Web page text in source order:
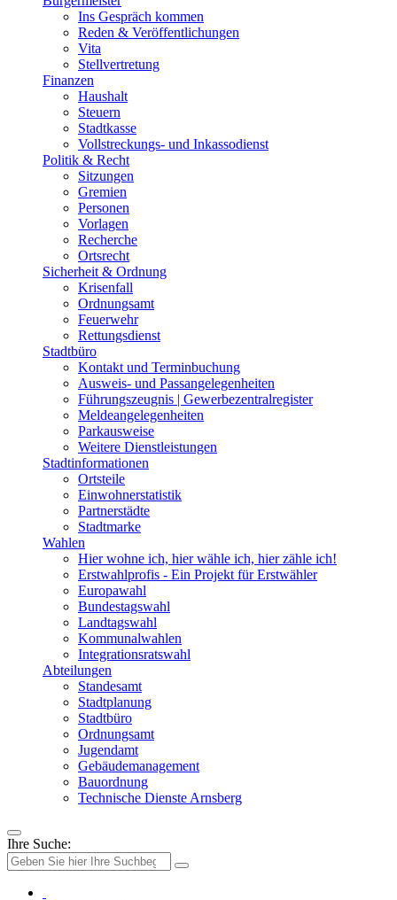
Ins Gespräch kommen
Reden & Veröffentlichungen
Vita
Stellvertretung
Finanzen
Haushalt
Steuern
Stadtkasse
Vollstreckungs- und Inkassodienst
Politik & Recht
Sitzungen
Gremien
Personen
Vorlagen
Recherche
Ortsrecht
Sicherheit & Ordnung
Krisenfall
Ordnungsamt
Feuerwehr
Rettungsdienst
Stadtbüro
Kontakt und Terminbuchung
Ausweis- und Passangelegenheiten
Führungszeugnis | Gewerbezentralregister
Meldeangelegenheiten
Parkausweise
Weitere Dienstleistungen
Stadtinformationen
Ortsteile
Einwohnerstatistik
Partnerstädte
Stadtmarke
Wahlen
Hier wohne ich, hier wähle ich, hier zähle ich!
Erstwahlprofis - Ein Projekt für Erstwähler
Europawahl
Bundestagswahl
Landtagswahl
Kommunalwahlen
Integrationsratswahl
Abteilungen
Standesamt
Stadtplanung
Stadtbüro
Ordnungsamt
Jugendamt
Gebäudemanagement
Bauordnung
Technische Dienste Arnsberg
Ihre Suche: